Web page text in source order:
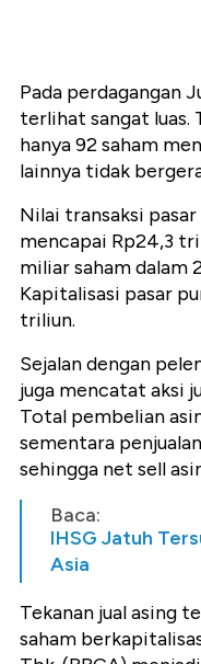
Pada perdagangan
terlihat sangat luas.
hanya 92 saham
lainnya tidak
Nilai transaksi
mencapai Rp24,3
miliar saham dalam
Kapitalisasi pasar
triliun.
Sejalan dengan
juga mencatat aksi
Total pembelian
sementara
sehingga net sell
Baca:
IHSG Jatuh
Asia
Tekanan jual asing
saham